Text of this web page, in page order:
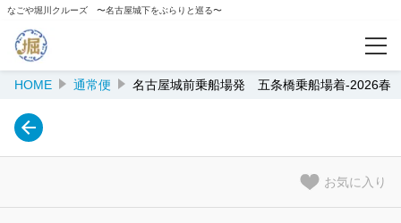
なごや堀川クルーズ 〜名古屋城下をぶらりと巡る〜
予約確認
カテゴリー
HOME 通常便 名古屋城前乗船場発 五条橋乗船場着-2026春
お気に入り